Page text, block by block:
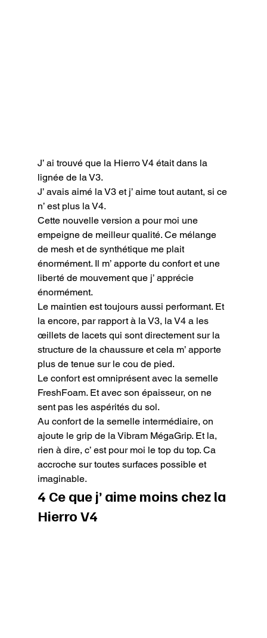
J’ ai trouvé que la Hierro V4 était dans la
lignée de la V3.
J’ avais aimé la V3 et j’ aime tout autant, si ce
n’ est plus la V4.
Cette nouvelle version a pour moi une
empeigne de meilleur qualité. Ce mélange
de mesh et de synthétique me plait
énormément. Il m’ apporte du confort et une
liberté de mouvement que j’ apprécie
énormément.
Le maintien est toujours aussi performant. Et
la encore, par rapport à la V3, la V4 a les
œillets de lacets qui sont directement sur la
structure de la chaussure et cela m’ apporte
plus de tenue sur le cou de pied.
Le confort est omniprésent avec la semelle
FreshFoam. Et avec son épaisseur, on ne
sent pas les aspérités du sol.
Au confort de la semelle intermédiaire, on
ajoute le grip de la Vibram MégaGrip. Et la,
rien à dire, c’ est pour moi le top du top. Ca
accroche sur toutes surfaces possible et
imaginable.
4 Ce que j’ aime moins chez la
Hierro V4